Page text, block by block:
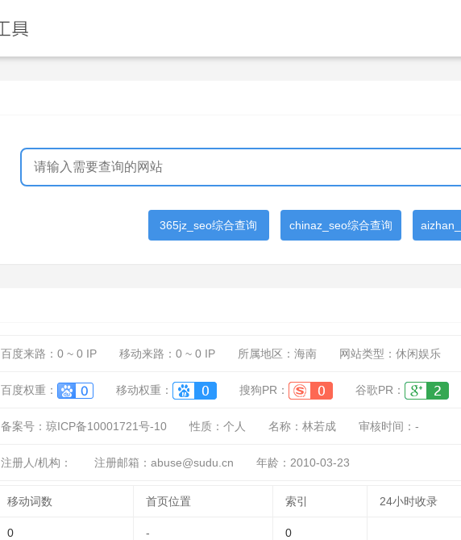
365jz_seo综合查询 chinaz_seo综合查询
百度来路： 0 ~ 0 IP 移动来路： 0 ~ 0 IP 所属地区：海南 网站类型：休闲娱乐
百度权重： 移动权重： 搜狗PR： 谷歌PR：
备案号：琼ICP备10001721号-10 性质： 个人 名称： 林若成 审核时间： -
注册人/机构： 注册邮箱：abuse@sudu.cn 年龄：2010-03-23
移动词数 首页位置 索引 24小时收录
0 - 0